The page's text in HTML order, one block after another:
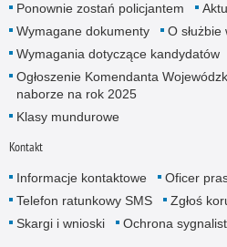
Ponownie zostań policjantem
Wymagane dokumenty
O służbie
Wymagania dotyczące kandydatów
Ogłoszenie Komendanta
naborze na rok 2025
Klasy mundurowe
Kontakt
Informacje kontaktowe
Oficer
Telefon ratunkowy SMS
Zgłoś
Skargi i wnioski
Ochrona